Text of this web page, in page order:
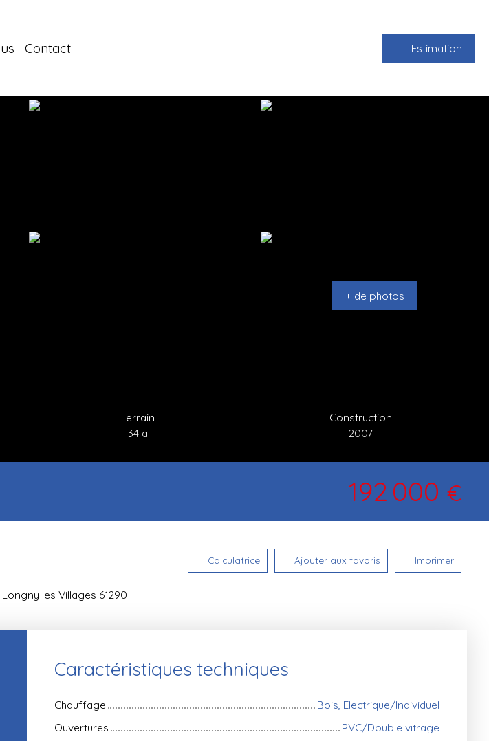
Contact Estimation
+ de photos
Terrain
34 a
Construction
2007
192 000 €
Calculatrice Ajouter aux favoris Imprimer
les Villages 61290
Caractéristiques techniques
Chauffage
Bois, Electrique/Individuel
Ouvertures
PVC/Double vitrage